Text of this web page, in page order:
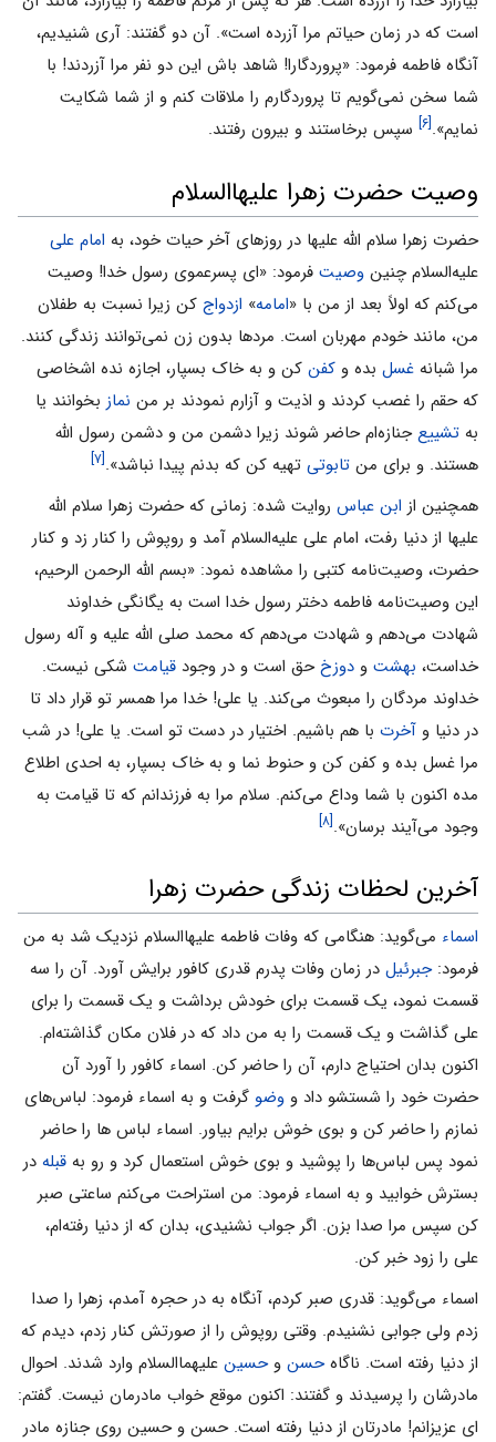
است که در زمان حیاتم مرا آزرده است». آن دو گفتند: آرى شنیدیم،
آنگاه فاطمه فرمود: «پروردگارا! شاهد باش این دو نفر مرا آزردند! با
شما سخن نمی‌‌گویم تا پروردگارم را ملاقات کنم و از شما شکایت
نمایم».[۶] سپس برخاستند و بیرون رفتند.
وصیت حضرت زهرا علیهاالسلام
حضرت زهرا سلام الله علیها در روزهاى آخر حیات خود، به امام على
علیه‌السلام چنین وصیت فرمود: «اى پسرعموى رسول خدا! وصیت
می‌‌کنم که اولاً بعد از من با «امامه» ازدواج کن زیرا نسبت به طفلان
من، مانند خودم مهربان است. مردها بدون زن نمی‌‌توانند زندگى کنند.
مرا شبانه غسل بده و کفن کن و به خاک بسپار، اجازه نده اشخاصى
که حقم را غصب کردند و اذیت و آزارم نمودند بر من نماز بخوانند یا
به تشییعجنازه‌ام حاضر شوند زیرا دشمن من و دشمن رسول الله
هستند. و براى من تابوتى تهیه کن که بدنم پیدا نباشد».[۷]
همچنین از ابن عباس روایت شده: زمانى که حضرت زهرا سلام الله
علیها از دنیا رفت، امام على علیه‌السلام آمد و روپوش را کنار زد و کنار
حضرت، وصیت‌نامه کتبى را مشاهده نمود: «بسم الله الرحمن الرحیم،
این وصیت‌نامه فاطمه دختر رسول خدا است به یگانگى خداوند
شهادت می‌‌دهم و شهادت می‌‌دهم که محمد صلی الله علیه و آله رسول
خداست، بهشت و دوزخحق است و در وجود قیامت شکى نیست.
خداوند مردگان را مبعوث می‌‌کند. یا على! خدا مرا همسر تو قرار داد تا
در دنیا و آخرت با هم باشیم. اختیار در دست تو است. یا على! در شب
مرا غسل بده و کفن کن و حنوط نما و به خاک بسپار، به احدى اطلاع
مده اکنون با شما وداع می‌‌کنم. سلام مرا به فرزندانم که تا قیامت به
وجود می‌‌آیند برسان».[۸]
آخرین لحظات زندگى حضرت زهرا
اسماء می‌‌گوید: هنگامی ‌‌که وفات فاطمه علیهاالسلام نزدیک شد به من
فرمود:جبرئیل در زمان وفات پدرم قدرى کافور برایش آورد. آن را سه
قسمت نمود، یک قسمت براى خودش برداشت و یک قسمت را براى
على گذاشت و یک قسمت را به من داد که در فلان مکان گذاشته‌ام.
اکنون بدان احتیاج دارم، آن را حاضر کن. اسماء کافور را آورد آن
حضرت خود را شستشو داد و وضو گرفت و به اسماء فرمود: لباس‌هاى
نمازم را حاضر کن و بوى خوش برایم بیاور. اسماء لباس ها را حاضر
نمود پس لباس‌ها را پوشید و بوى خوش استعمال کرد و رو به قبله در
بسترش خوابید و به اسماء فرمود: من استراحت می‌‌کنم ساعتى صبر
کن سپس مرا صدا بزن. اگر جواب نشنیدى، بدان که از دنیا رفته‌ام،
على را زود خبر کن.
اسماء می‌‌گوید: قدرى صبر کردم، آنگاه به در حجره آمدم، زهرا را صدا
زدم ولى جوابى نشنیدم. وقتى روپوش را از صورتش کنار زدم، دیدم که
از دنیا رفته است. ناگاهحسن وحسین علیهماالسلام وارد شدند. احوال
مادرشان را پرسیدند و گفتند: اکنون موقع خواب مادرمان نیست. گفتم:
اى عزیزانم! مادرتان از دنیا رفته است. حسن و حسین روى جنازه مادر